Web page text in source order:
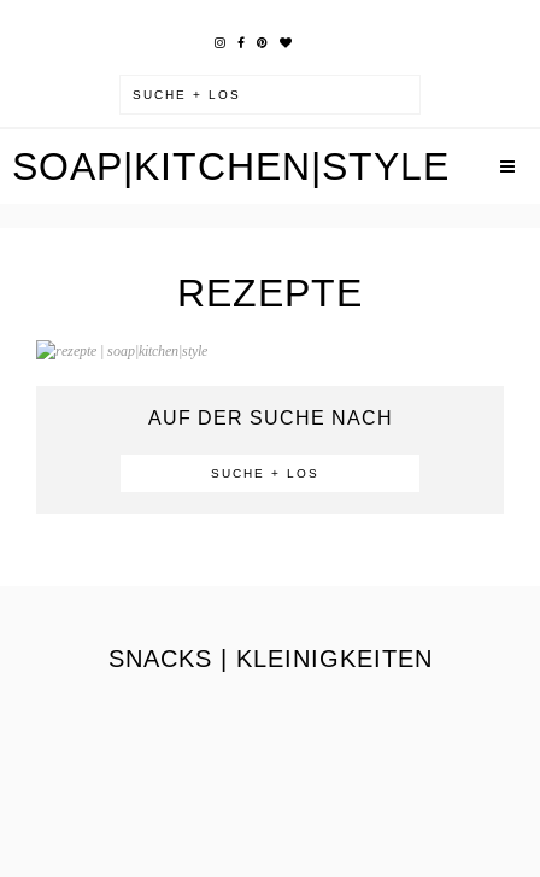
SOAP|KITCHEN|STYLE
REZEPTE
AUF DER SUCHE NACH
SNACKS | KLEINIGKEITEN